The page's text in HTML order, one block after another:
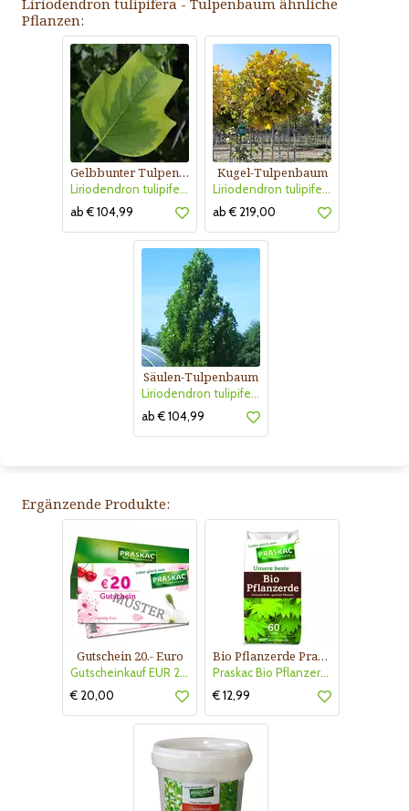
Liriodendron tulipifera - Tulpenbaum ähnliche
Pflanzen:
Gelbbunter Tulpenbaum
Liriodendron tulipifera 'Aureomarginatum'
ab € 104,99
Kugel-Tulpenbaum
Liriodendron tulipifera 'Edward Gursztyn'
ab € 219,00
Säulen-Tulpenbaum
Liriodendron tulipifera 'Fastigiatum'
ab € 104,99
Ergänzende Produkte:
Gutschein 20.- Euro
Gutscheinkauf EUR 20.-
€ 20,00
Bio Pflanzerde Praskac
Praskac Bio Pflanzerde
€ 12,99